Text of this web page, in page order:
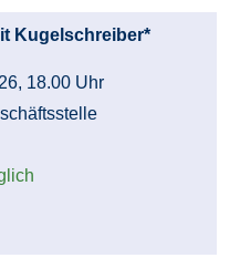
Kugelschreiber*
18.00 Uhr